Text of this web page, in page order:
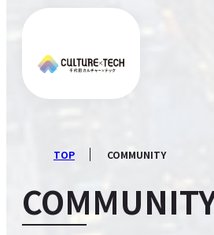
TOP COMMUNITY